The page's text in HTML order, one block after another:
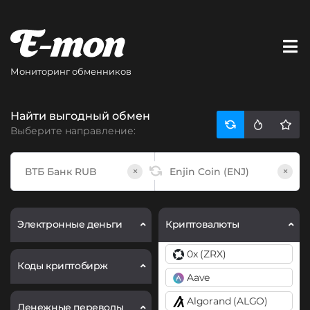
Мониторинг обменников
Найти выгодный обмен
Выберите направление:
× ×
Электронные деньги
Коды криптобирж
Денежные переводы
Криптовалюты
0x (ZRX)
Aave
Algorand (ALGO)